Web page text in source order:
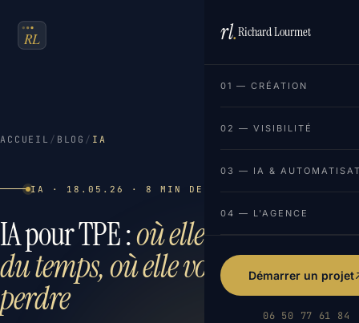
FR EN
rl.Richard Lourmet
01 — CRÉATION
02 — VISIBILITÉ
03 — IA &
04 — L'AGENCE
Démarrer un projet
06 50 77 61 84
ACCUEIL / BLOG / IA
IA · 18.05.26 · 8 MIN DE LECTURE
IA pour TPE :où elle fait gagner
du temps, où elle vous en fait
perdre